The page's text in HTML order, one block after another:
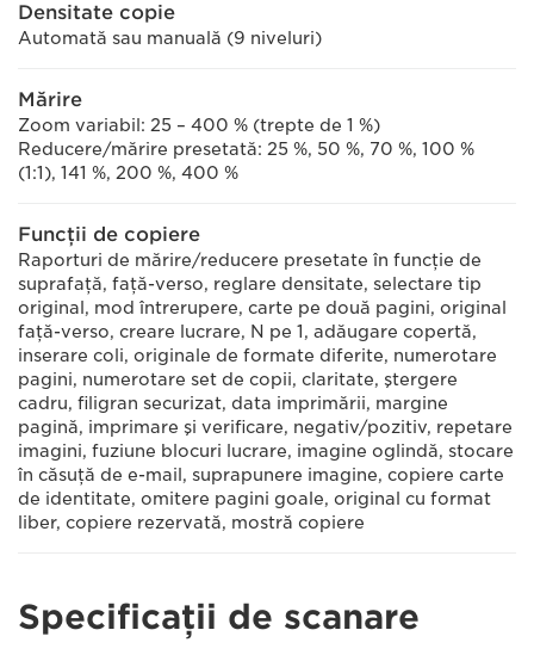
Densitate copie
Automată sau manuală (9 niveluri)
Mărire
Zoom variabil: 25 – 400 % (trepte de 1 %)
Reducere/mărire presetată: 25 %, 50 %, 70 %, 100 %
(1:1), 141 %, 200 %, 400 %
Funcţii de copiere
Raporturi de mărire/reducere presetate în funcţie de
suprafaţă, faţă-verso, reglare densitate, selectare tip
original, mod întrerupere, carte pe două pagini, original
faţă-verso, creare lucrare, N pe 1, adăugare copertă,
inserare coli, originale de formate diferite, numerotare
pagini, numerotare set de copii, claritate, ştergere
cadru, filigran securizat, data imprimării, margine
pagină, imprimare şi verificare, negativ/pozitiv, repetare
imagini, fuziune blocuri lucrare, imagine oglindă, stocare
în căsuţă de e-mail, suprapunere imagine, copiere carte
de identitate, omitere pagini goale, original cu format
liber, copiere rezervată, mostră copiere
Specificații de scanare